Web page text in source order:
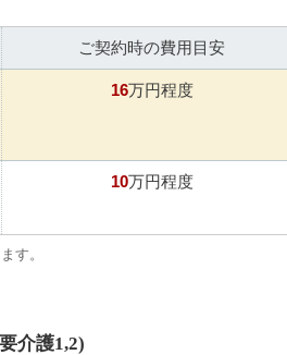
ご契約時の費用目安
16万円程度
10万円程度
す。
介護1,2)